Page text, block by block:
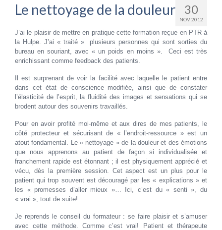
30
NOV 2012
Le nettoyage de la douleur
J’ai le plaisir de mettre en pratique cette formation reçue en PTR à
la Hulpe. J’ai « traité » plusieurs personnes qui sont sorties du
bureau en souriant, avec « un poids en moins ». Ceci est très
enrichissant comme feedback des patients.
Il est surprenant de voir la facilité avec laquelle le patient entre
dans cet état de conscience modifiée, ainsi que de constater
l’élasticité de l’esprit, la fluidité des images et sensations qui se
brodent autour des souvenirs travaillés.
Pour en avoir profité moi-même et aux dires de mes patients, le
côté protecteur et sécurisant de « l’endroit-ressource » est un
atout fondamental. Le « nettoyage » de la douleur et des émotions
que nous apprenons au patient de façon si individualisée et
franchement rapide est étonnant ; il est physiquement apprécié et
vécu, dès la première session. Cet aspect est un plus pour le
patient qui trop souvent est découragé par les « explications » et
les « promesses d’aller mieux »… Ici, c’est du « senti », du
« vrai », tout de suite!
Je reprends le conseil du formateur : se faire plaisir et s’amuser
avec cette méthode. Comme c’est vrai! Patient et thérapeute